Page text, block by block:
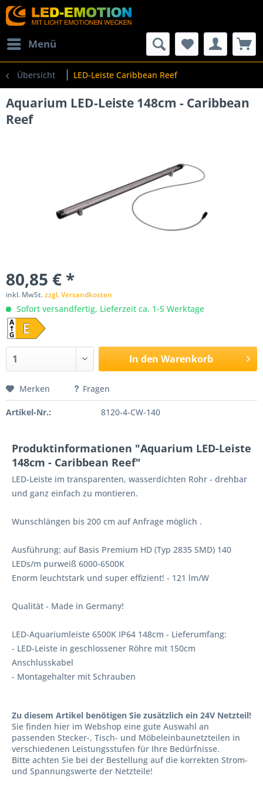
Menü
Übersicht LED-Leiste Caribbean Reef
Aquarium LED-Leiste 148cm - Caribbean
Reef
80,85 € *
inkl. MwSt.zzgl. Versandkosten
Sofort versandfertig, Lieferzeit ca. 1-5 Werktage
In den Warenkorb
Merken Fragen
Artikel-Nr.: 8120-4-CW-140
Produktinformationen "Aquarium LED-Leiste
148cm - Caribbean Reef"
LED-Leiste im transparenten, wasserdichten Rohr - drehbar
und ganz einfach zu montieren.
Wunschlängen bis 200 cm auf Anfrage möglich .
Ausführung: auf Basis Premium HD (Typ 2835 SMD) 140
LEDs/m purweiß 6000-6500K
Enorm leuchtstark und super effizient! - 121 lm/W
Qualität - Made in Germany!
LED-Aquariumleiste 6500K IP64 148cm - Lieferumfang:
- LED-Leiste in geschlossener Röhre mit 150cm
Anschlusskabel
- Montagehalter mit Schrauben
Zu diesem Artikel benötigen Sie zusätzlich ein 24V Netzteil!
Sie finden hier im Webshop eine gute Auswahl an
passenden Stecker-, Tisch- und Möbeleinbaunetzteilen in
verschiedenen Leistungsstufen für Ihre Bedürfnisse.
Bitte achten Sie bei der Bestellung auf die korrekten Strom-
und Spannungswerte der Netzteile!